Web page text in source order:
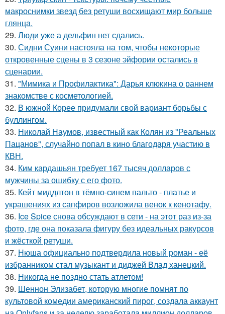
макроснимки звезд без ретуши восхищают мир больше
глянца.
29. Люди уже а дельфин нет сдались.
30. Сидни Суини настояла на том, чтобы некоторые
откровенные сцены в 3 сезоне эйфории остались в
сценарии.
31. "Мимика и Профилактика": Дарья клюкина о раннем
знакомстве с косметологией.
32. В южной Корее придумали свой вариант борьбы с
буллингом.
33. Николай Наумов, известный как Колян из "Реальных
Пацанов", случайно попал в кино благодаря участию в
КВН.
34. Ким кардашьян требует 167 тысяч долларов с
мужчины за ошибку с его фото.
35. Кейт миддлтон в тёмно-синем пальто - платье и
украшениях из сапфиров возложила венок к кенотафу.
36. Ice Spice снова обсуждают в сети - на этот раз из-за
фото, где она показала фигуру без идеальных ракурсов
и жёсткой ретуши.
37. Нюша официально подтвердила новый роман - её
избранником стал музыкант и диджей Влад ханецкий.
38. Никогда не поздно стать атлетом!
39. Шеннон Элизабет, которую многие помнят по
культовой комедии американский пирог, создала аккаунт